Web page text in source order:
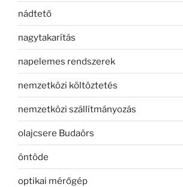
nádtető
nagytakarítás
napelemes rendszerek
nemzetközi költöztetés
nemzetközi szállítmányozás
olajcsere Budaörs
öntöde
optikai mérőgép